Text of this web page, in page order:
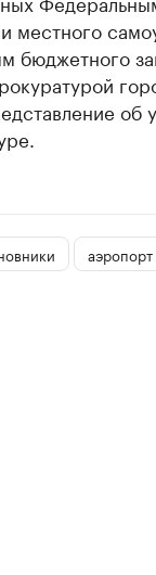
местного
бюджетного
об